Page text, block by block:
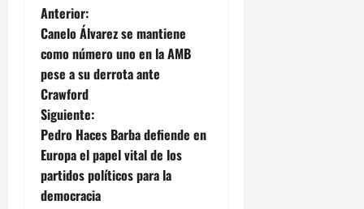
N
a
v
e
g
a
Anterior:
Canelo Álvarez se mantiene
como número uno en la AMB
pese a su derrota ante
Crawford
Siguiente:
Pedro Haces Barba defiende en
Europa el papel vital de los
partidos políticos para la
democracia